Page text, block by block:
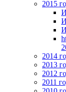
2015
2014
2013
2012
2011